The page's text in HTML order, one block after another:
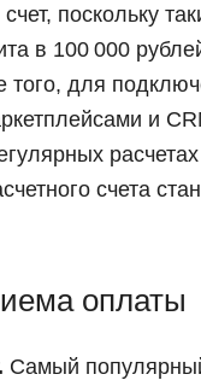
поскольку
в 100 000
для
и
счета
оплаты
Самый